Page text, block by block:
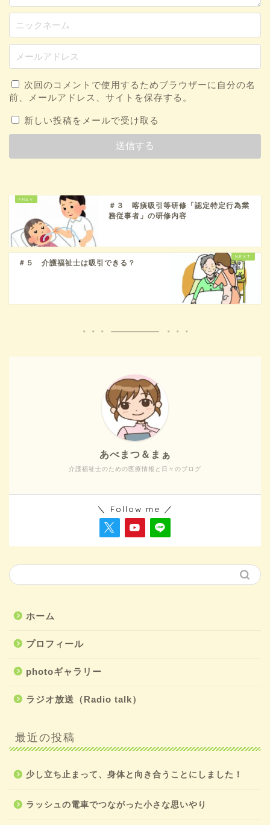
次回のコメントで使用するためブラウザーに自分の名
前、メールアドレス、サイトを保存する。
新しい投稿をメールで受け取る
＃３ 喀痰吸引等研修「認定特定行為業
務従事者」の研修内容
＃５ 介護福祉士は吸引できる？
介護福祉士のための医療情報と日々のブログ
あべまつ＆まぁ
＼ Follow me ／
ホーム
プロフィール
photoギャラリー
ラジオ放送（Radio talk）
最近の投稿
少し立ち止まって、身体と向き合うことにしました！
ラッシュの電車でつながった小さな思いやり